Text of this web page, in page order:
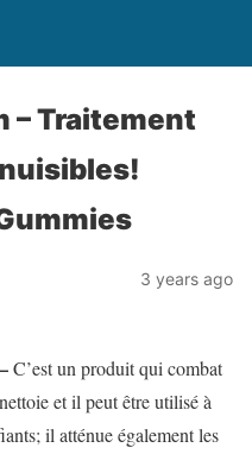
– Traitement
3 years ago
C’est un produit qui combat
et il peut être utilisé à
il atténue également les